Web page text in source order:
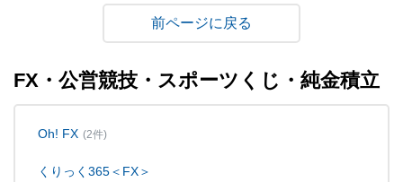
戻る
FX・公営競技・スポーツくじ・純金積立
Oh! FX (2件)
くりっく365＜FX＞